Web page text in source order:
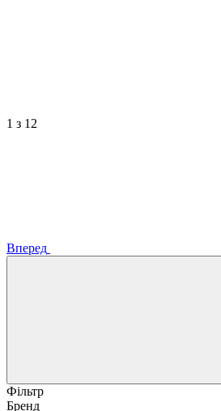
1 з 12
Вперед
Фільтр
Бренд